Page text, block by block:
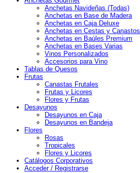
Anchetas Navideñas (Todas)
Anchetas en Base de Madera
Anchetas en Caja Deluxe
Anchetas en Cestas y Canastos
Anchetas en Baúles Premium
Anchetas en Bases Varias
Vinos Personalizados
Accesorios para Vino
Tablas de Quesos
Frutas
Canastas Frutales
Frutas y Licores
Flores y Frutas
Desayunos
Desayunos en Caja
Desayunos en Bandeja
Flores
Rosas
Tropicales
Flores y Licores
Catálogos Corporativos
Acceder / Registrarse